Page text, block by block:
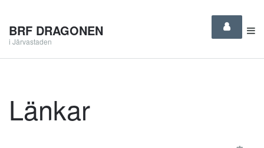
BRF DRAGONEN
i Järvastaden
Länkar